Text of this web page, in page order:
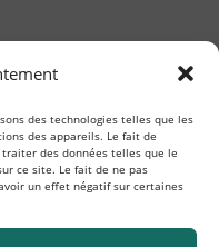
des technologies telles que les
des appareils. Le fait de
des données telles que le
ce site. Le fait de ne pas
un effet négatif sur certaines